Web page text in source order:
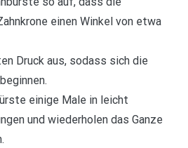
einen Winkel von etwa
Druck aus, sodass sich die
einige Male in leicht
und wiederholen das Ganze